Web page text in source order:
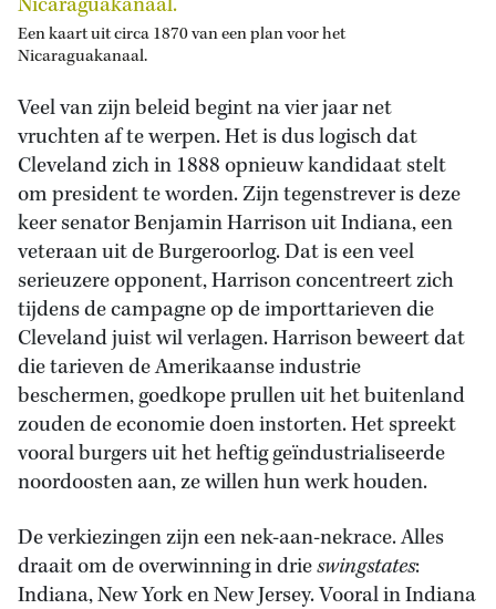
Een kaart uit circa 1870 van een plan voor het
Nicaraguakanaal.
Veel van zijn beleid begint na vier jaar net
vruchten af te werpen. Het is dus logisch dat
Cleveland zich in 1888 opnieuw kandidaat stelt
om president te worden. Zijn tegenstrever is deze
keer senator Benjamin Harrison uit Indiana, een
veteraan uit de Burgeroorlog. Dat is een veel
serieuzere opponent, Harrison concentreert zich
tijdens de campagne op de importtarieven die
Cleveland juist wil verlagen. Harrison beweert dat
die tarieven de Amerikaanse industrie
beschermen, goedkope prullen uit het buitenland
zouden de economie doen instorten. Het spreekt
vooral burgers uit het heftig geïndustrialiseerde
noordoosten aan, ze willen hun werk houden.
De verkiezingen zijn een nek-aan-nekrace. Alles
draait om de overwinning in drieswingstates:
Indiana, New York en New Jersey. Vooral in Indiana